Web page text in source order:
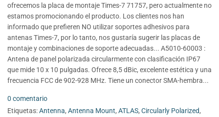
ofrecemos la placa de montaje Times-7 71757, pero actualmente no
estamos promocionando el producto. Los clientes nos han
informado que prefieren NO utilizar soportes adhesivos para
antenas Times-7, por lo tanto, nos gustaría sugerir las placas de
montaje y combinaciones de soporte adecuadas... A5010-60003 :
Antena de panel polarizada circularmente con clasificación IP67
que mide 10 x 10 pulgadas. Ofrece 8,5 dBic, excelente estética y una
frecuencia FCC de 902-928 MHz. Tiene un conector SMA-hembra...
0 comentario
Etiquetas:Antenna, Antenna Mount, ATLAS, Circularly Polarized,